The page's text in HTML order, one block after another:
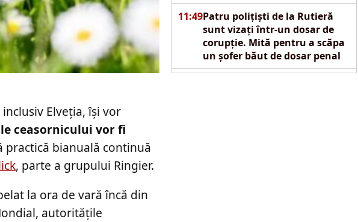
11:49Patru polițiști de la Rutieră
sunt vizați într-un dosar de
corupție. Mită pentru a scăpa
un șofer băut de dosar penal
Elveția, își vor
ceasornicului vor fi
practică bianuală continuă
, parte a grupului Ringier.
la ora de vară încă din
autoritățile